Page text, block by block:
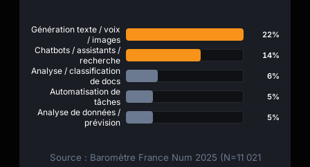
Génération texte / voix
/ images
22%
Chatbots / assistants /
recherche
14%
Analyse / classification
de docs
6%
Automatisation de
tâches
5%
Analyse de données /
prévision
5%
Source : Baromètre France Num 2025 (N=11 021